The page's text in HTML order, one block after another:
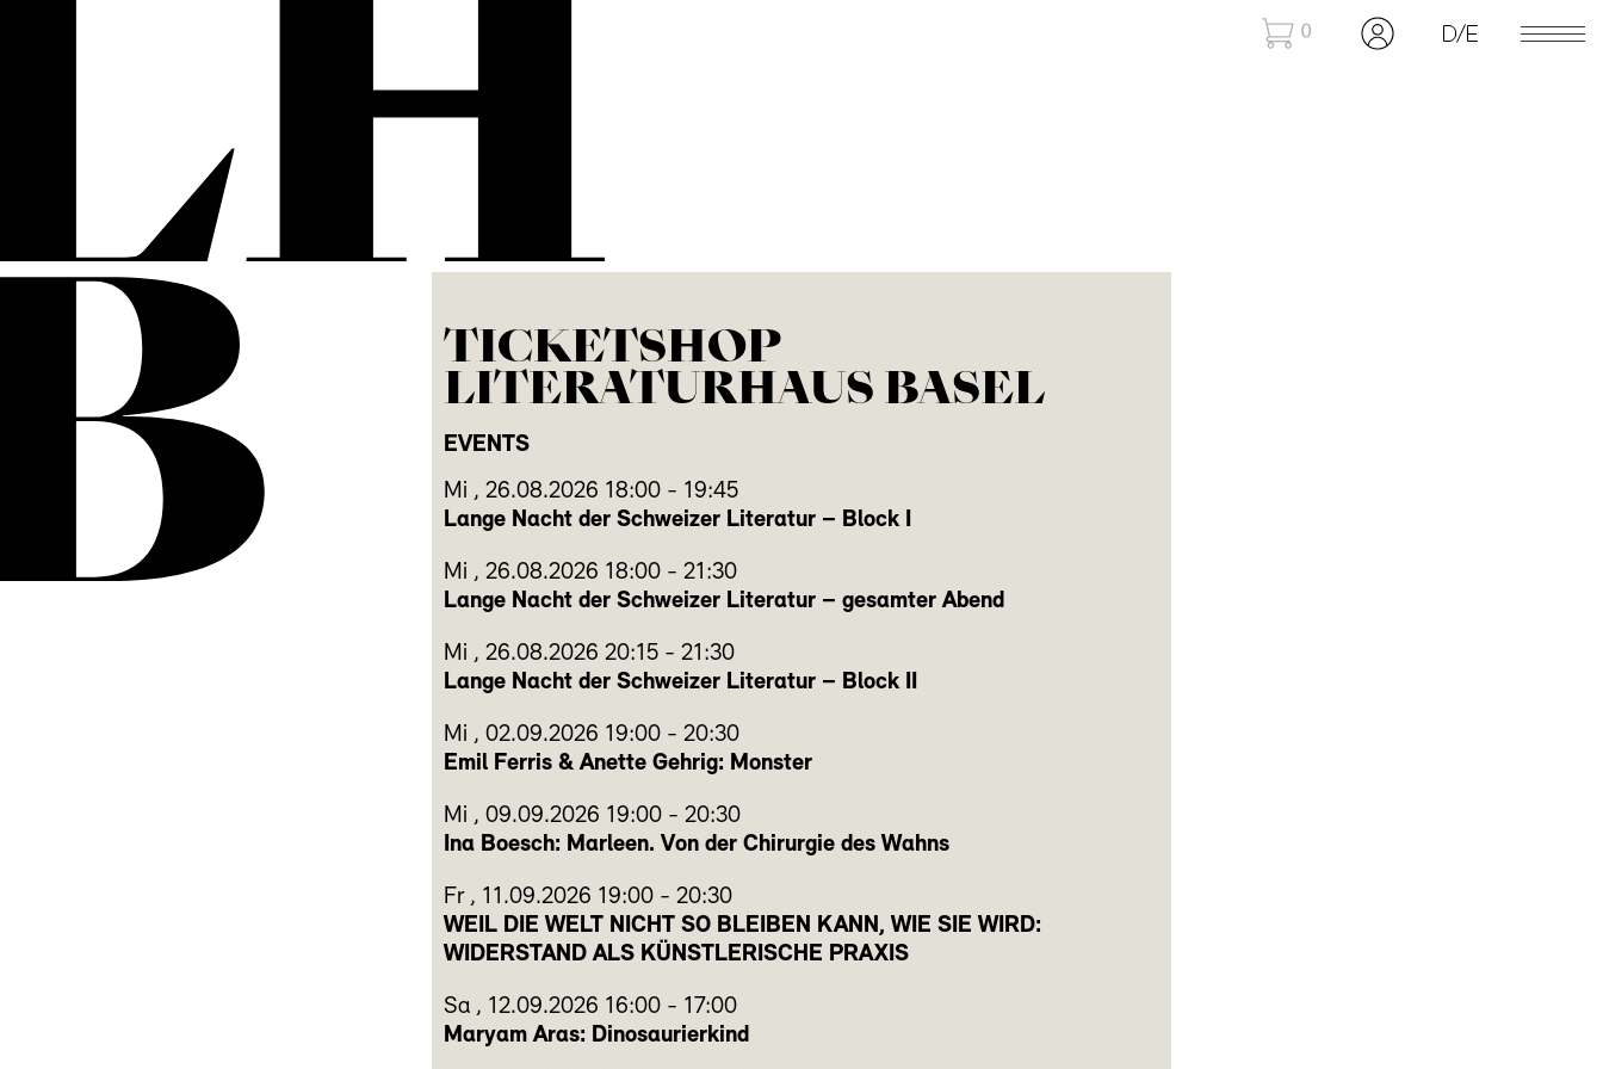
TICKETSHOP
LITERATURHAUS BASEL
EVENTS
Mi , 26.08.2026 18:00 - 19:45
Lange Nacht der Schweizer Literatur – Block I
Mi , 26.08.2026 18:00 - 21:30
Lange Nacht der Schweizer Literatur – gesamter Abend
Mi , 26.08.2026 20:15 - 21:30
Lange Nacht der Schweizer Literatur – Block II
Mi , 02.09.2026 19:00 - 20:30
Emil Ferris & Anette Gehrig: Monster
Mi , 09.09.2026 19:00 - 20:30
Ina Boesch: Marleen. Von der Chirurgie des Wahns
Fr , 11.09.2026 19:00 - 20:30
WEIL DIE WELT NICHT SO BLEIBEN KANN, WIE SIE WIRD:
WIDERSTAND ALS KÜNSTLERISCHE PRAXIS
Sa , 12.09.2026 16:00 - 17:00
Maryam Aras: Dinosaurierkind